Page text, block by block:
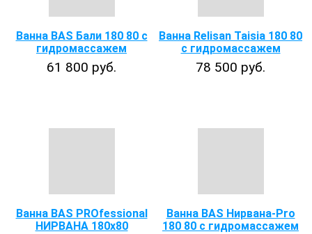
Ванна BAS Бали 180 80 с
гидромассажем
61 800 руб.
Ванна Relisan Taisia 180 80
с гидромассажем
78 500 руб.
Ванна BAS PROfessional
НИРВАНА 180х80
Ванна BAS Нирвана-Pro
180 80 с гидромассажем